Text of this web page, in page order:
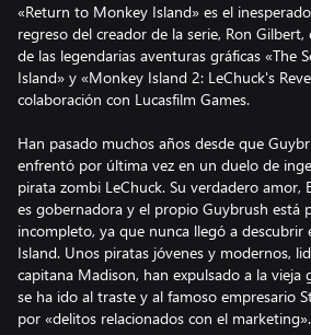
«Return to Monkey Island» es el
regreso del creador de la serie, Ron
de las legendarias aventuras gráficas «The
Island» y «Monkey Island 2: LeChuck's
colaboración con Lucasfilm Games.
Han pasado muchos años desde que
enfrentó por última vez en un duelo de
pirata zombi LeChuck. Su verdadero amor,
es gobernadora y el propio Guybrush está
incompleto, ya que nunca llegó a descubrir
Island. Unos piratas jóvenes y modernos,
capitana Madison, han expulsado a la vieja
se ha ido al traste y al famoso empresario
por «delitos relacionados con el marketing».